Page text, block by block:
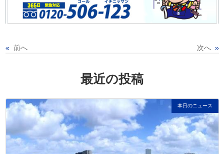
« 前へ 次へ »
最近の投稿
本日のニュース